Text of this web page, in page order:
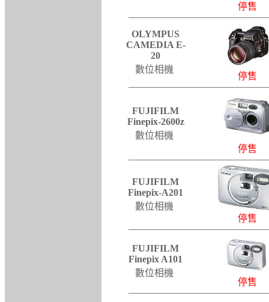
停售
OLYMPUS
CAMEDIA E-
20
數位相機
停售
FUJIFILM
Finepix-2600z
數位相機
停售
FUJIFILM
Finepix-A201
數位相機
停售
FUJIFILM
Finepix A101
數位相機
停售